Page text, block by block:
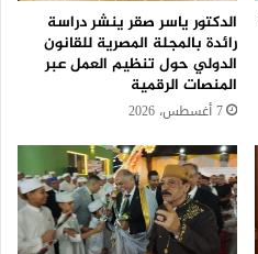
الدكتور ياسر صقر ينشر دراسة
رائدة بالمجلة المصرية للقانون
الدولي حول تنظيم العمل عبر
المنصات الرقمية
7 أغسطس، 2026